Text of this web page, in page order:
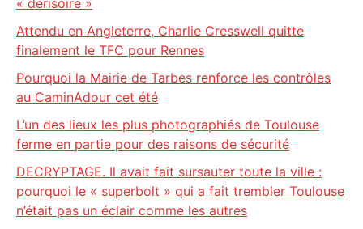
« dérisoire »
Attendu en Angleterre, Charlie Cresswell quitte
finalement le TFC pour Rennes
Pourquoi la Mairie de Tarbes renforce les contrôles
au CaminAdour cet été
L’un des lieux les plus photographiés de Toulouse
ferme en partie pour des raisons de sécurité
DECRYPTAGE. Il avait fait sursauter toute la ville :
pourquoi le « superbolt » qui a fait trembler Toulouse
n’était pas un éclair comme les autres